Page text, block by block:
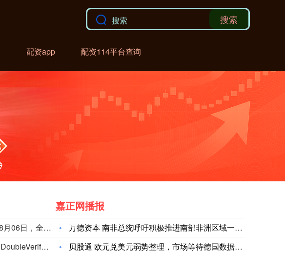
搜索
配资app 配资114平台查询
截至2026年08月06日，全球最大的白银ETF iShares Silver Trust持仓量为15172.99吨，较前一个交易日增加42.17吨。
尼尔森控股已同意以21.5亿美元收购DoubleVerify控股公司，意在强化自身评级业务。这家评级服务商发布声明称，DoubleVerify投资者将获得每股13.60美元的对价，较截至8月5日该股60个交易日成交量加权平均价溢价60%。声明显示，普罗维登斯股权合伙有限责任公司旗下关联基金持有DoubleVerify流通普通股的11.8%，已同意投出赞成票支持本次交易。DoubleVerify周四纽约盘中下跌2.3%，报11.71美元，公司市值约18亿美元。该股常规交易收盘后上涨至13.25美元。
嘉正网播报
万德资本 南非总统呼吁积极推进南部非洲区域一体化
贝股通 欧元兑美元弱势整理，市场等待德国数据指引